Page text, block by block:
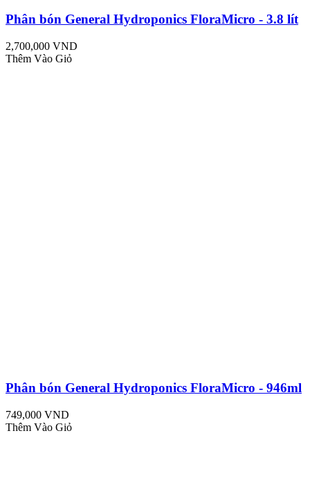
Phân bón General Hydroponics FloraMicro - 3.8 lít
2,700,000 VND
Thêm Vào Giỏ
Phân bón General Hydroponics FloraMicro - 946ml
749,000 VND
Thêm Vào Giỏ